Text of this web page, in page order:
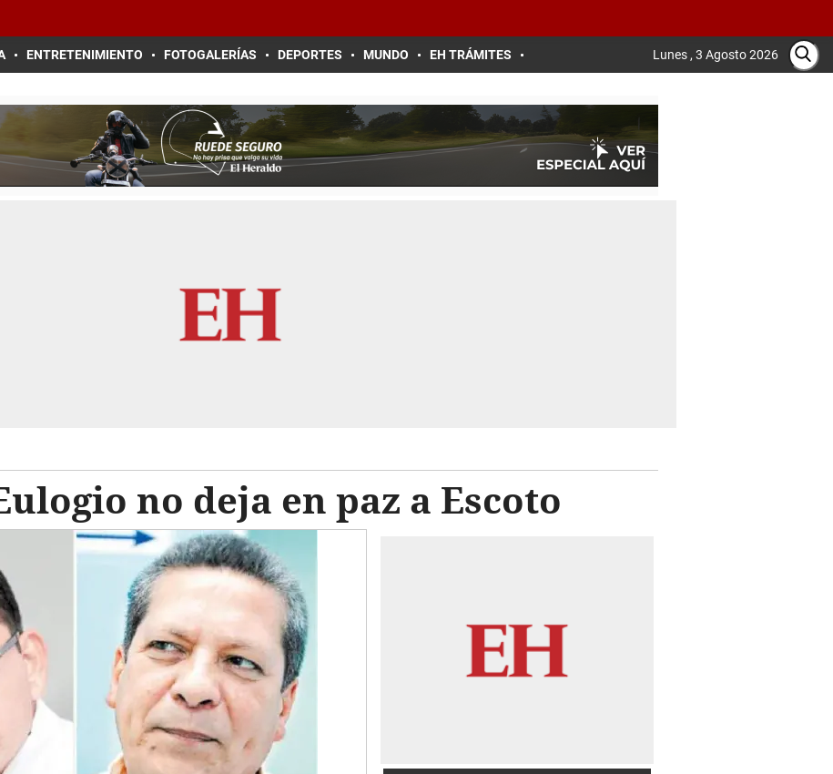
ENTRETENIMIENTO FOTOGALERÍAS DEPORTES MUNDO EH TRÁMITES Lunes , 3 Agosto 2026
no deja en paz a Escoto